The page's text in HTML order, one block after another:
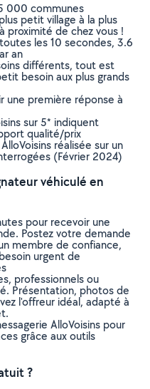
000 communes
petit village à la plus
proximité de chez vous !
les 10 secondes, 3.6
an
différents, tout est
besoin aux plus grands
une première réponse à
sur 5* indiquent
qualité/prix
réalisée sur un
(Février 2024)
véhiculé en
pour recevoir une
Postez votre demande
membre de confiance,
urgent de
professionnels ou
Présentation, photos de
l'offreur idéal, adapté à
AlloVoisins pour
grâce aux outils
?